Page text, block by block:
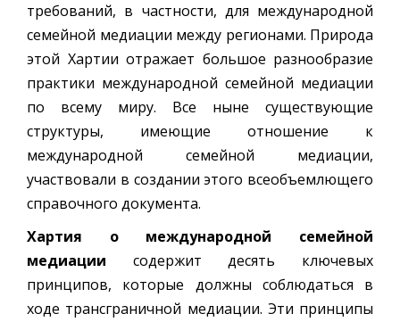
требований, в частности, для международной
семейной медиации между регионами. Природа
этой Хартии отражает большое разнообразие
практики международной семейной медиации
по всему миру. Все ныне существующие
структуры, имеющие отношение к
международной семейной медиации,
участвовали в создании этого всеобъемлющего
справочного документа.
Хартия о международной семейной
медиации содержит десять ключевых
принципов, которые должны соблюдаться в
ходе трансграничной медиации. Эти принципы